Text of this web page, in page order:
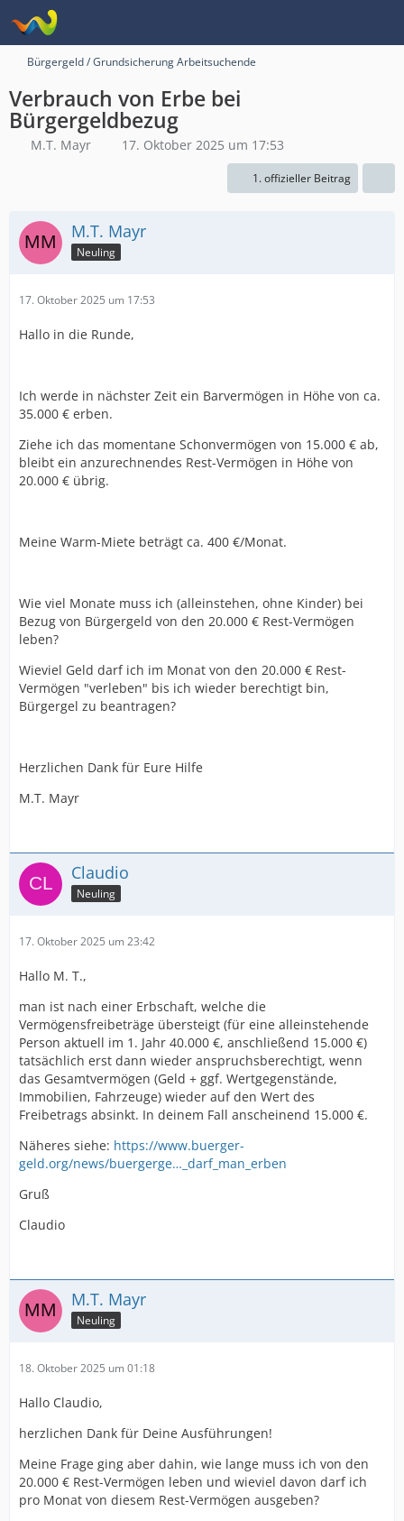
Bürgergeld / Grundsicherung Arbeitsuchende
Verbrauch von Erbe bei
Bürgergeldbezug
M.T. Mayr 17. Oktober 2025 um 17:53
1. offizieller Beitrag
M.T. Mayr
Neuling
17. Oktober 2025 um 17:53
Hallo in die Runde,
Ich werde in nächster Zeit ein Barvermögen in Höhe von ca.
35.000 € erben.
Ziehe ich das momentane Schonvermögen von 15.000 € ab,
bleibt ein anzurechnendes Rest-Vermögen in Höhe von
20.000 € übrig.
Meine Warm-Miete beträgt ca. 400 €/Monat.
Wie viel Monate muss ich (alleinstehen, ohne Kinder) bei
Bezug von Bürgergeld von den 20.000 € Rest-Vermögen
leben?
Wieviel Geld darf ich im Monat von den 20.000 € Rest-
Vermögen "verleben" bis ich wieder berechtigt bin,
Bürgergel zu beantragen?
Herzlichen Dank für Eure Hilfe
M.T. Mayr
Claudio
Neuling
17. Oktober 2025 um 23:42
Hallo M. T.,
man ist nach einer Erbschaft, welche die
Vermögensfreibeträge übersteigt (für eine alleinstehende
Person aktuell im 1. Jahr 40.000 €, anschließend 15.000 €)
tatsächlich erst dann wieder anspruchsberechtigt, wenn
das Gesamtvermögen (Geld + ggf. Wertgegenstände,
Immobilien, Fahrzeuge) wieder auf den Wert des
Freibetrags absinkt. In deinem Fall anscheinend 15.000 €.
Näheres siehe: https://www.buerger-
geld.org/news/buergerge…_darf_man_erben
Gruß
Claudio
M.T. Mayr
Neuling
18. Oktober 2025 um 01:18
Hallo Claudio,
herzlichen Dank für Deine Ausführungen!
Meine Frage ging aber dahin, wie lange muss ich von den
20.000 € Rest-Vermögen leben und wieviel davon darf ich
pro Monat von diesem Rest-Vermögen ausgeben?